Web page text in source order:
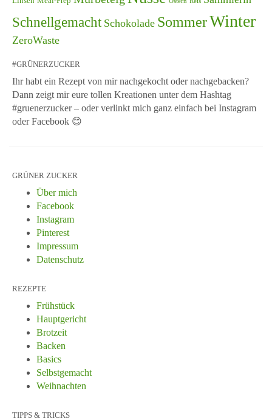
Schnellgemacht Schokolade SommerWinter
ZeroWaste
#GRÜNERZUCKER
Ihr habt ein Rezept von mir nachgekocht oder nachgebacken?
Dann zeigt mir eure tollen Kreationen unter dem Hashtag
#gruenerzucker – oder verlinkt mich ganz einfach bei Instagram
oder Facebook 😊
GRÜNER ZUCKER
Über mich
Facebook
Instagram
Pinterest
Impressum
Datenschutz
REZEPTE
Frühstück
Hauptgericht
Brotzeit
Backen
Basics
Selbstgemacht
Weihnachten
TIPPS & TRICKS